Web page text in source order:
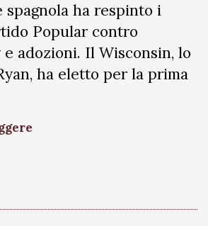
spagnola ha respinto i
Popular contro
adozioni. Il Wisconsin, lo
ha eletto per la prima